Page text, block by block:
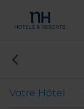
Votre Hôtel